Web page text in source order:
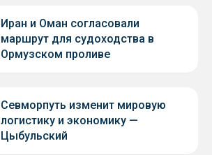
Иран и Оман согласовали
маршрут для судоходства в
Ормузском проливе
Севморпуть изменит мировую
логистику и экономику —
Цыбульский